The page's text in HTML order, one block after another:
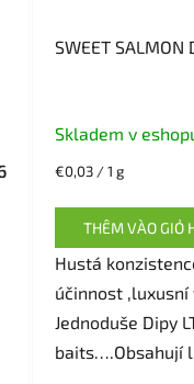
SWEET SALMON
Skladem v
Giá
lường:
€0,03 / 1 g
THÊM VÀO GIỎ
Hustá
účinnost ,luxusní
Jednoduše Dipy
baits….Obsahují